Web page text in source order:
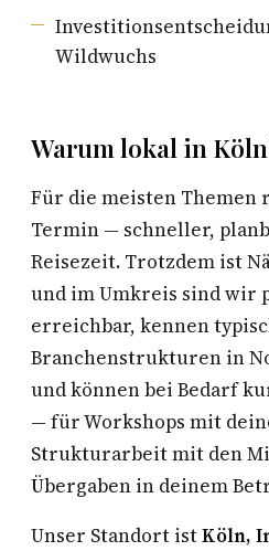
Wildwuchs
Warum lokal in
Für die meisten Themen
Termin — schneller,
Reisezeit. Trotzdem ist
und im Umkreis sind wir
erreichbar, kennen
Branchenstrukturen in
und können bei Bedarf
— für Workshops mit
Strukturarbeit mit den
Übergaben in deinem
Unser Standort istKöln,